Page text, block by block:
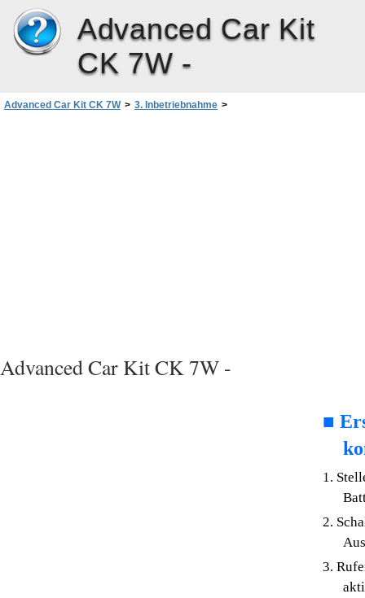
Advanced Car Kit
CK 7W -
Advanced Car Kit CK 7W > 3. Inbetriebnahme >
Advanced Car Kit CK 7W -
■
1.
2.
3.